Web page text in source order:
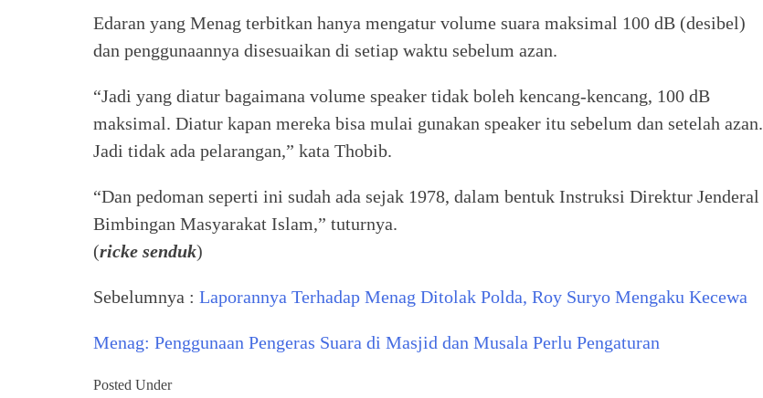
Edaran yang Menag terbitkan hanya mengatur volume suara maksimal 100 dB (desibel)
dan penggunaannya disesuaikan di setiap waktu sebelum azan.
“Jadi yang diatur bagaimana volume speaker tidak boleh kencang-kencang, 100 dB
maksimal. Diatur kapan mereka bisa mulai gunakan speaker itu sebelum dan setelah azan.
Jadi tidak ada pelarangan,” kata Thobib.
“Dan pedoman seperti ini sudah ada sejak 1978, dalam bentuk Instruksi Direktur Jenderal
Bimbingan Masyarakat Islam,” tuturnya.
(ricke senduk)
Sebelumnya : Laporannya Terhadap Menag Ditolak Polda, Roy Suryo Mengaku Kecewa
Menag: Penggunaan Pengeras Suara di Masjid dan Musala Perlu Pengaturan
Posted Under